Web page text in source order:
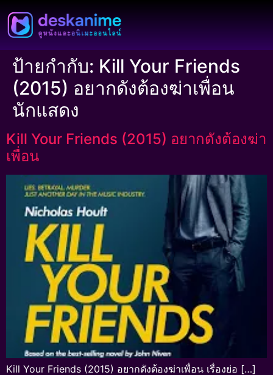
ป้ายกำกับ: Kill Your Friends
(2015) อยากดังต้องฆ่าเพื่อน
นักแสดง
Kill Your Friends (2015) อยากดังต้องฆ่า
เพื่อน
Kill Your Friends (2015) อยากดังต้องฆ่าเพื่อน เรื่องย่อ […]